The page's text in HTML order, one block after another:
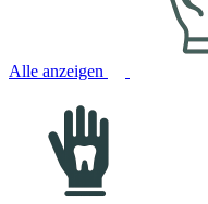
Alle anzeigen